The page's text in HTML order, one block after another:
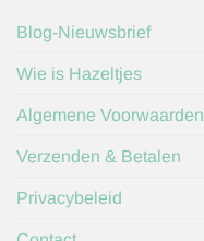
Blog-Nieuwsbrief
Wie is Hazeltjes
Algemene Voorwaarden
Verzenden & Betalen
Privacybeleid